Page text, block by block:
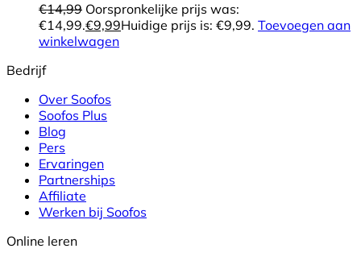
€14,99 Oorspronkelijke prijs was:
€14,99.€9,99Huidige prijs is: €9,99. Toevoegen aan
winkelwagen
Bedrijf
Over Soofos
Soofos Plus
Blog
Pers
Ervaringen
Partnerships
Affiliate
Werken bij Soofos
Online leren